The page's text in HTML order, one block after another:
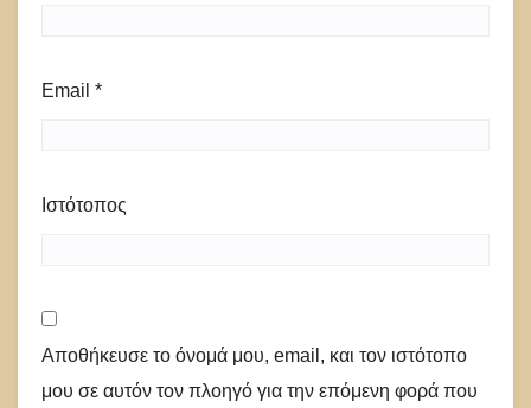
Email *
Ιστότοπος
Αποθήκευσε το όνομά μου, email, και τον ιστότοπο
μου σε αυτόν τον πλοηγό για την επόμενη φορά που